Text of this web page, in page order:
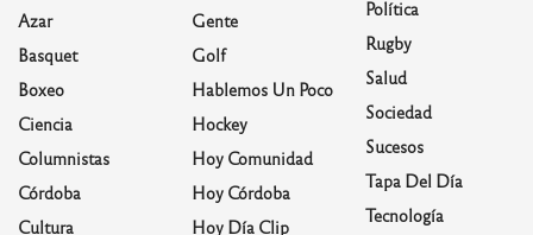
Azar
Basquet
Boxeo
Ciencia
Columnistas
Córdoba
Cultura
Gente
Golf
Hablemos Un Poco
Hockey
Hoy Comunidad
Hoy Córdoba
Hoy Día Clip
Política
Rugby
Salud
Sociedad
Sucesos
Tapa Del Día
Tecnología